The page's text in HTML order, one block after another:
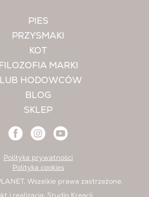
PIES
PRZYSMAKI
KOT
MARKI
HODOWCÓW
BLOG
SKLEP
Wszelkie prawa zastrzeżone.
Polityka prywatności
Polityka cookies
i realizacja: Studio Kreacji